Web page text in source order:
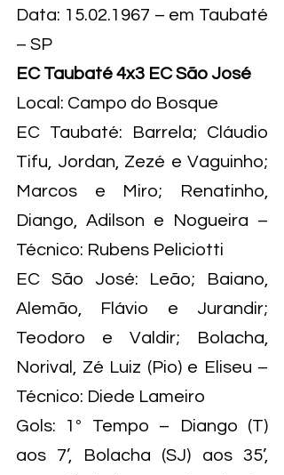
Data: 15.02.1967 – em Taubaté
– SP
EC Taubaté 4x3 EC São José
Local: Campo do Bosque
EC Taubaté: Barrela; Cláudio
Tifu, Jordan, Zezé e Vaguinho;
Marcos e Miro; Renatinho,
Diango, Adilson e Nogueira –
Técnico: Rubens Peliciotti
EC São José: Leão; Baiano,
Alemão, Flávio e Jurandir;
Teodoro e Valdir; Bolacha,
Norival, Zé Luiz (Pio) e Eliseu –
Técnico: Diede Lameiro
Gols: 1º Tempo – Diango (T)
aos 7’, Bolacha (SJ) aos 35’,